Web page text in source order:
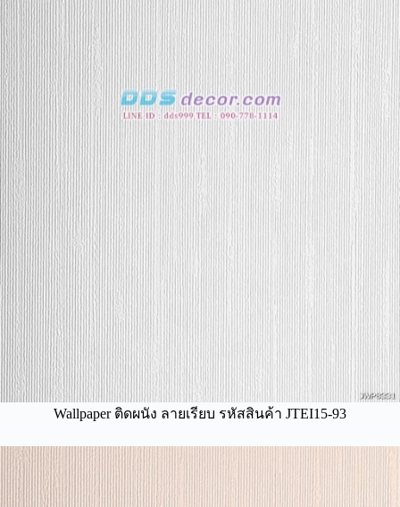
Wallpaper ติดผนัง ลายเรียบ รหัสสินค้า JTEI15-93